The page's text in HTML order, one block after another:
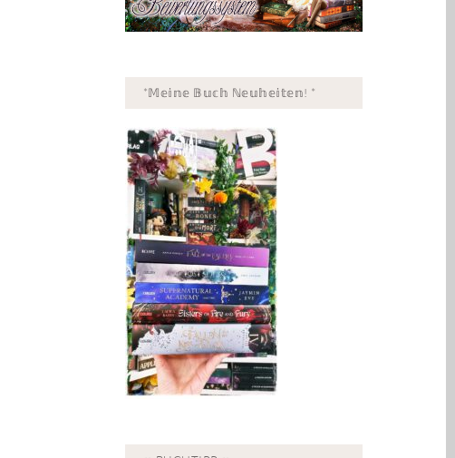
*𝕄𝕖𝕚𝕟𝕖 𝔹𝕦𝕔𝕙 ℕ𝕖𝕦𝕙𝕖𝕚𝕥𝕖𝕟! *